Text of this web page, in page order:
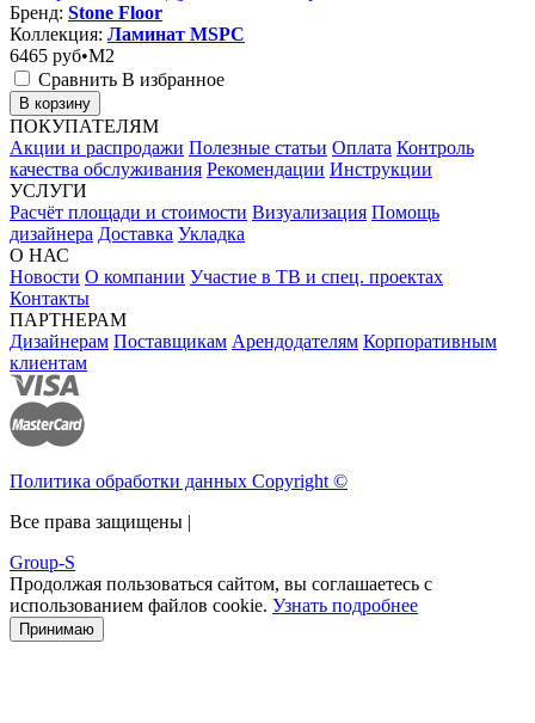
Бренд: Stone Floor
Коллекция: Ламинат MSPC
6465 руб•M2
Сравнить В избранное
В корзину
ПОКУПАТЕЛЯМ
Акции и распродажи Полезные статьи Оплата Контроль
качества обслуживания Рекомендации Инструкции
УСЛУГИ
Расчёт площади и стоимости Визуализация Помощь
дизайнера Доставка Укладка
О НАС
Новости О компании Участие в ТВ и спец. проектах
Контакты
ПАРТНЕРАМ
Дизайнерам Поставщикам Арендодателям Корпоративным
клиентам
Политика обработки данных Copyright ©
Все права защищены |
Group-S
Продолжая пользоваться сайтом, вы соглашаетесь с
использованием файлов cookie. Узнать подробнее
Принимаю